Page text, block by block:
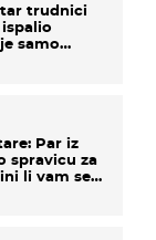
trudnici
samo
Par iz
spravicu za
li vam se